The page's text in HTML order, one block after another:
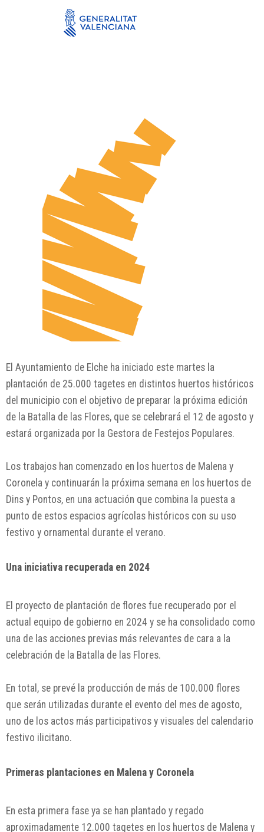
El Ayuntamiento de Elche ha iniciado este martes la
plantación de 25.000 tagetes en distintos huertos históricos
del municipio con el objetivo de preparar la próxima edición
de la Batalla de las Flores, que se celebrará el 12 de agosto y
estará organizada por la Gestora de Festejos Populares.
Los trabajos han comenzado en los huertos de Malena y
Coronela y continuarán la próxima semana en los huertos de
Dins y Pontos, en una actuación que combina la puesta a
punto de estos espacios agrícolas históricos con su uso
festivo y ornamental durante el verano.
Una iniciativa recuperada en 2024
El proyecto de plantación de flores fue recuperado por el
actual equipo de gobierno en 2024 y se ha consolidado como
una de las acciones previas más relevantes de cara a la
celebración de la Batalla de las Flores.
En total, se prevé la producción de más de 100.000 flores
que serán utilizadas durante el evento del mes de agosto,
uno de los actos más participativos y visuales del calendario
festivo ilicitano.
Primeras plantaciones en Malena y Coronela
En esta primera fase ya se han plantado y regado
aproximadamente 12.000 tagetes en los huertos de Malena y